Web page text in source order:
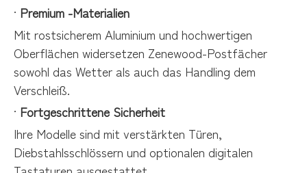
· Premium -Materialien
Mit rostsicherem Aluminium und hochwertigen
Oberflächen widersetzen Zenewood-Postfächer
sowohl das Wetter als auch das Handling dem
Verschleiß.
· Fortgeschrittene Sicherheit
Ihre Modelle sind mit verstärkten Türen,
Diebstahlsschlössern und optionalen digitalen